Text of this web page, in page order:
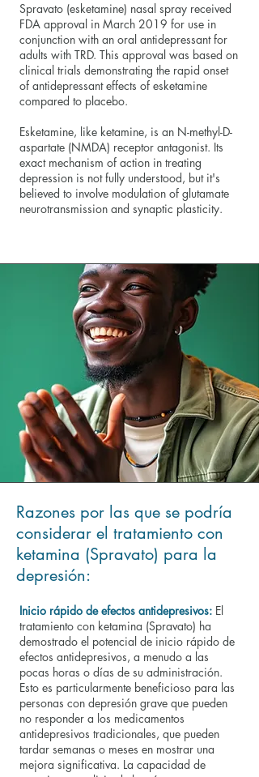
Spravato (esketamine) nasal spray received
FDA approval in March 2019 for use in
conjunction with an oral antidepressant for
adults with TRD. This approval was based on
clinical trials demonstrating the rapid onset
of antidepressant effects of esketamine
compared to placebo.
Esketamine, like ketamine, is an N-methyl-D-
aspartate (NMDA) receptor antagonist. Its
exact mechanism of action in treating
depression is not fully understood, but it's
believed to involve modulation of glutamate
neurotransmission and synaptic plasticity.
Razones por las que se podría
considerar el tratamiento con
ketamina (Spravato) para la
depresión:
Inicio rápido de efectos antidepresivos: El
tratamiento con ketamina (Spravato) ha
demostrado el potencial de inicio rápido de
efectos antidepresivos, a menudo a las
pocas horas o días de su administración.
Esto es particularmente beneficioso para las
personas con depresión grave que pueden
no responder a los medicamentos
antidepresivos tradicionales, que pueden
tardar semanas o meses en mostrar una
mejora significativa. La capacidad de